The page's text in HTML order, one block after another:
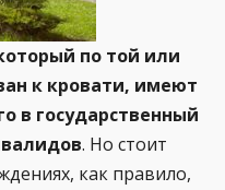
по той или
к кровати, имеют
в государственный
. Но стоит
как правило,